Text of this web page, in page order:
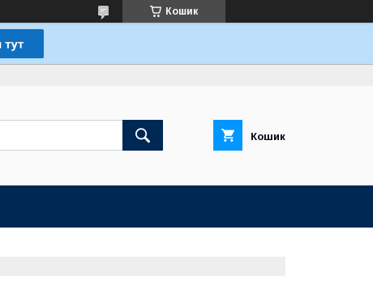
Кошик
Кошик